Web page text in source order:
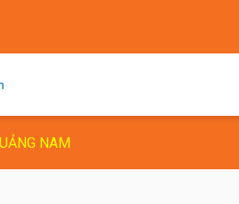
NAM